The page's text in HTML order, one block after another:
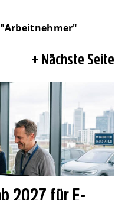
"Arbeitnehmer"
Nächste Seite
2027 für E-